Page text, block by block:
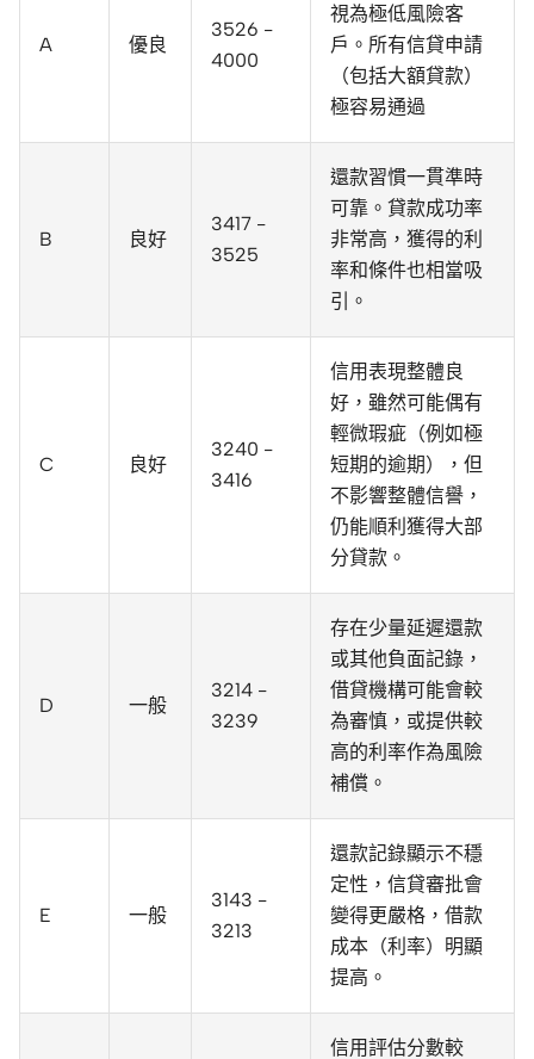
A 優良
3526 -
4000
視為極低風險客
戶。所有信貸申請
（包括大額貸款）
極容易通過
B 良好
3417 -
3525
還款習慣一貫準時
可靠。貸款成功率
非常高，獲得的利
率和條件也相當吸
引。
C 良好
3240 -
3416
信用表現整體良
好，雖然可能偶有
輕微瑕疵（例如極
短期的逾期），但
不影響整體信譽，
仍能順利獲得大部
分貸款。
D 一般
3214 -
3239
存在少量延遲還款
或其他負面記錄，
借貸機構可能會較
為審慎，或提供較
高的利率作為風險
補償。
E 一般
3143 -
3213
還款記錄顯示不穩
定性，信貸審批會
變得更嚴格，借款
成本（利率）明顯
提高。
信用評估分數較